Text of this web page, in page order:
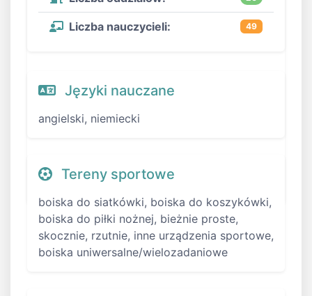
Liczba nauczycieli: 49
Języki nauczane
angielski, niemiecki
Tereny sportowe
boiska do siatkówki, boiska do koszykówki,
boiska do piłki nożnej, bieżnie proste,
skocznie, rzutnie, inne urządzenia sportowe,
boiska uniwersalne/wielozadaniowe